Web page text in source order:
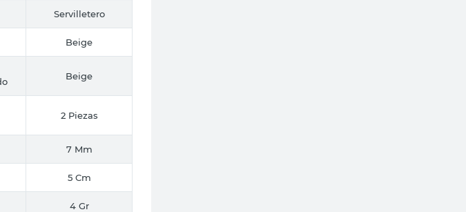
Servilletero
Beige
Beige
2 Piezas
7 Mm
5 Cm
4 Gr